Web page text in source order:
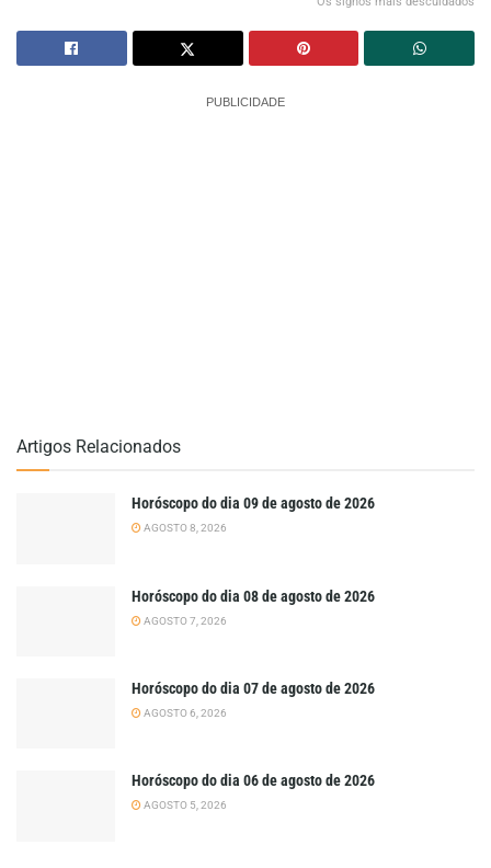
PUBLICIDADE
Artigos Relacionados
Horóscopo do dia 09 de agosto de 2026
AGOSTO 8, 2026
Horóscopo do dia 08 de agosto de 2026
AGOSTO 7, 2026
Horóscopo do dia 07 de agosto de 2026
AGOSTO 6, 2026
Horóscopo do dia 06 de agosto de 2026
AGOSTO 5, 2026